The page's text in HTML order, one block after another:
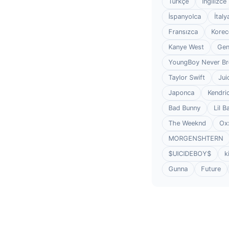
İspanyolca
Fransızca
Kanye West
YoungBoy Never
Taylor Swift
Japonca
Bad Bunny
Lil
The Weeknd
MORGENSHTERN
$UICIDEBOY$
Gunna
Future